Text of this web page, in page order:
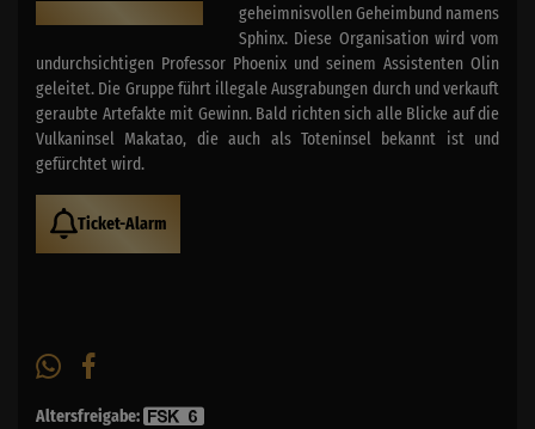
geheimnisvollen Geheimbund namens
Sphinx. Diese Organisation wird vom
undurchsichtigen Professor Phoenix und seinem Assistenten Olin
geleitet. Die Gruppe führt illegale Ausgrabungen durch und verkauft
geraubte Artefakte mit Gewinn. Bald richten sich alle Blicke auf die
Vulkaninsel Makatao, die auch als Toteninsel bekannt ist und
gefürchtet wird.
Ticket-Alarm
Altersfreigabe: